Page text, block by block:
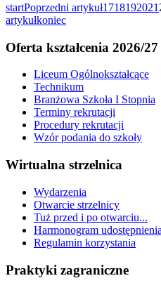
startPoprzedni artykuł1718192021
artykułkoniec
Oferta kształcenia 2026/27
Liceum Ogólnokształcące
Technikum
Branżowa Szkoła I Stopnia
Terminy rekrutacji
Procedury rekrutacji
Wzór podania do szkoły
Wirtualna strzelnica
Wydarzenia
Otwarcie strzelnicy
Tuż przed i po otwarciu...
Harmonogram udostępnienia
Regulamin korzystania
Praktyki zagraniczne